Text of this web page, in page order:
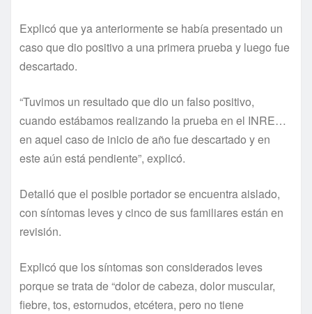
Explicó que ya anteriormente se había presentado un
caso que dio positivo a una primera prueba y luego fue
descartado.
“Tuvimos un resultado que dio un falso positivo,
cuando estábamos realizando la prueba en el INRE…
en aquel caso de inicio de año fue descartado y en
este aún está pendiente”, explicó.
Detalló que el posible portador se encuentra aislado,
con síntomas leves y cinco de sus familiares están en
revisión.
Explicó que los síntomas son considerados leves
porque se trata de “dolor de cabeza, dolor muscular,
fiebre, tos, estornudos, etcétera, pero no tiene